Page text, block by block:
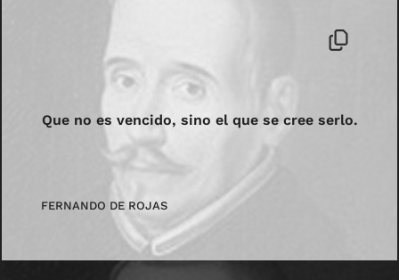
Que no es vencido, sino el que se cree serlo.
FERNANDO DE ROJAS